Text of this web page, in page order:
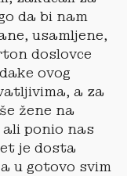
da bi nam
usamljene,
doslovce
ovog
a za
žene na
ponio nas
je dosta
u gotovo svim